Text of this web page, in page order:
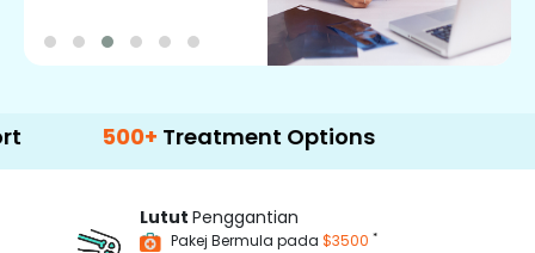
500+ Treatment Options
Lutut Penggantian
Pakej Bermula pada $3500 *